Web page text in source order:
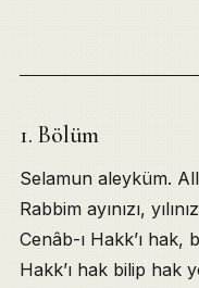
1. Bölüm
Selamun aleyküm.
Rabbim ayınızı,
Cenâb-ı Hakk’ı hak,
Hakk’ı hak bilip hak